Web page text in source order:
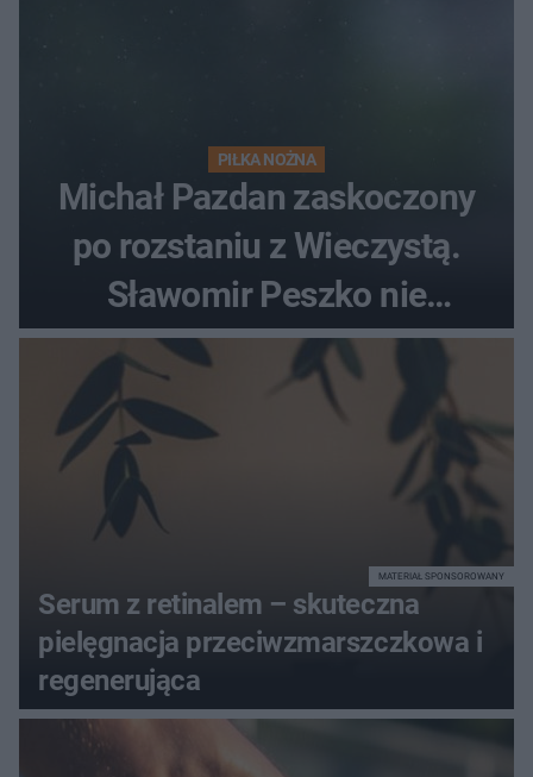
PIŁKA NOŻNA
Michał Pazdan zaskoczony
po rozstaniu z Wieczystą.
Sławomir Peszko nie
dotrzymał słowa?
Serum z retinalem – skuteczna
pielęgnacja przeciwzmarszczkowa i
regenerująca
MATERIAŁ SPONSOROWANY